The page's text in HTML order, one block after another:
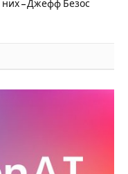
них – Джефф Безос